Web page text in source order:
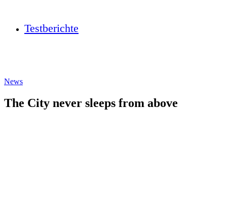
Testberichte
News
The City never sleeps from above